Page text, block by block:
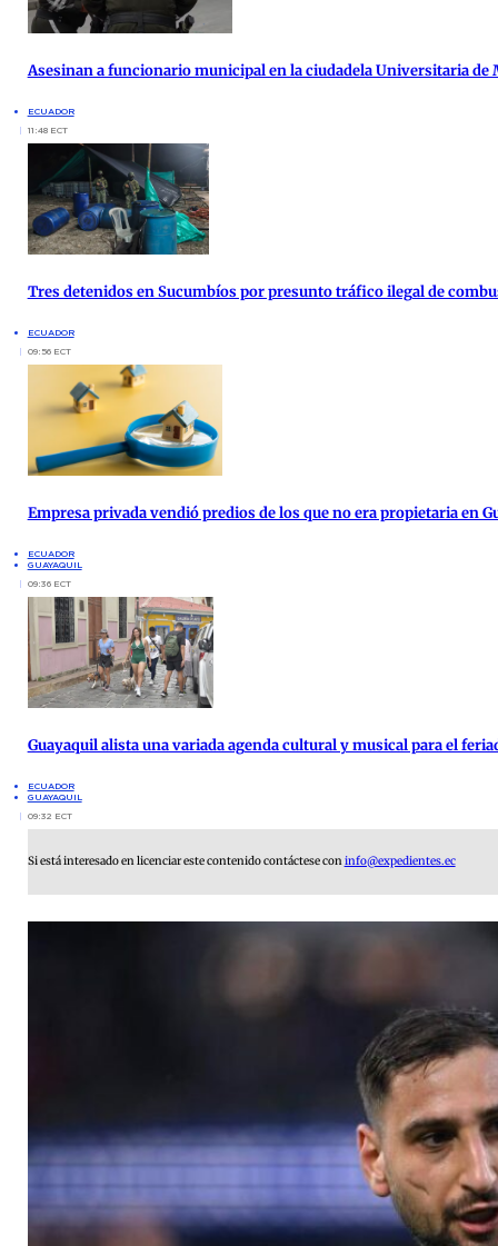
Asesinan a funcionario municipal en la ciudadela Universitaria de
ECUADOR
11:48 ECT
Tres detenidos en Sucumbíos por presunto tráfico ilegal de
ECUADOR
09:56 ECT
Empresa privada vendió predios de los que no era propietaria en
ECUADOR
GUAYAQUIL
09:36 ECT
Guayaquil alista una variada agenda cultural y musical para el
ECUADOR
GUAYAQUIL
09:32 ECT
Si está interesado en licenciar este contenido contáctese coninfo@expedientes.ec